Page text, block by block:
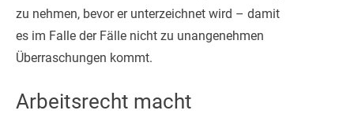
zu nehmen, bevor er unterzeichnet wird – damit
es im Falle der Fälle nicht zu unangenehmen
Überraschungen kommt.
Arbeitsrecht macht